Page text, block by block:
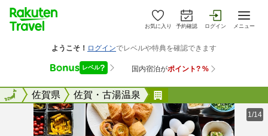
お気に入り 予約確認 ログイン メニュー
全国佐賀県 佐賀・古湯温泉
全国
1/14